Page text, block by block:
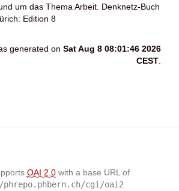
um das Thema Arbeit. Denknetz-Buch
Edition 8
generated on Sat Aug 8 08:01:46 2026
CEST
OAI 2.0with a base URL of
cgi/oai2